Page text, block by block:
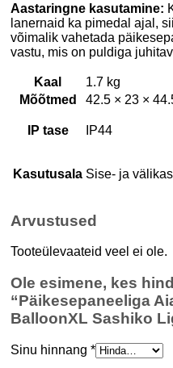
Aastaringne kasutamine:
lanernaid ka pimedal ajal,
võimalik vahetada
vastu, mis on puldiga
Kaal
1.7 kg
Mõõtmed
42.5 × 23 ×
IP tase IP44
Kasutusala Sise- ja
Arvustused
Tooteülevaateid veel ei ole.
Ole esimene, kes
“Päikesepaneeliga
BalloonXL Sashiko
Sinu hinnang *